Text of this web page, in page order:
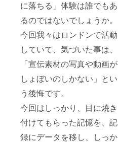
に落ちる」体験は誰でもあ
るのではないでしょうか。
今回我々はロンドンで活動
していて、気づいた事は、
「宣伝素材の写真や動画が
しょぼいのしかない」とい
う後悔です。
今回はしっかり、目に焼き
付けてもらった記憶を、記
録にデータを移し、しっか